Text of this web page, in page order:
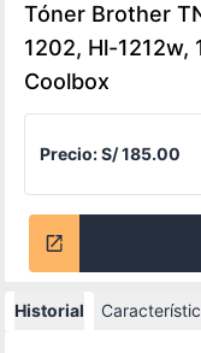
Tóner Brother
1202, Hl-1212w,
Coolbox
Precio:S/ 185.00
Historial